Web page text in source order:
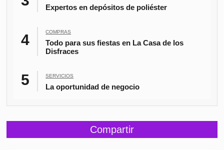
Expertos en depósitos de poliéster
COMPRAS
Todo para sus fiestas en La Casa de los
Disfraces
SERVICIOS
La oportunidad de negocio
Compartir